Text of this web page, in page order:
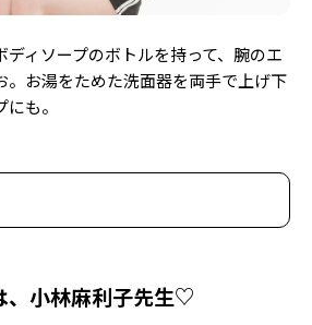
ィソープのボトルを持って、腕のエ
。お湯をためた洗面器を両手で上げ下
も。
、小林麻利子先生♡